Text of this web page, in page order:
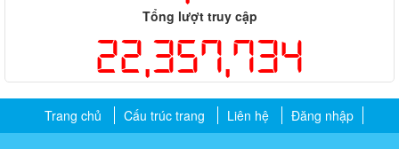
Tổng lượt truy cập
22,357,734
Trang chủ Cấu trúc trang Liên hệ Đăng nhập